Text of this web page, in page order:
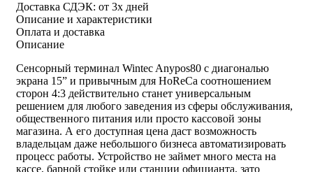
Доставка СДЭК: от 3х дней
Описание и характеристики
Оплата и доставка
Описание
Сенсорный терминал Wintec Anypos80 с диагональю
экрана 15” и привычным для HoReCa соотношением
сторон 4:3 действительно станет универсальным
решением для любого заведения из сферы обслуживания,
общественного питания или просто кассовой зоны
магазина. А его доступная цена даст возможность
владельцам даже небольшого бизнеса автоматизировать
процесс работы. Устройство не займет много места на
кассе, барной стойке или станции официанта, зато